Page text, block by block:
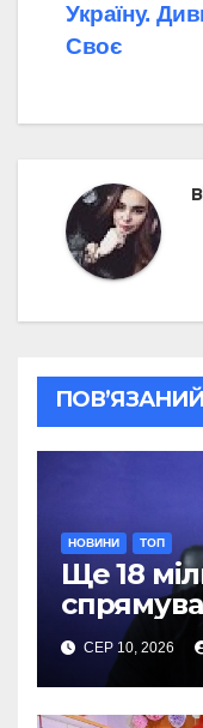
Україну.
Своє
НОВИНИ ТОП
Ще 18
Сил
СЕР 10, 2026